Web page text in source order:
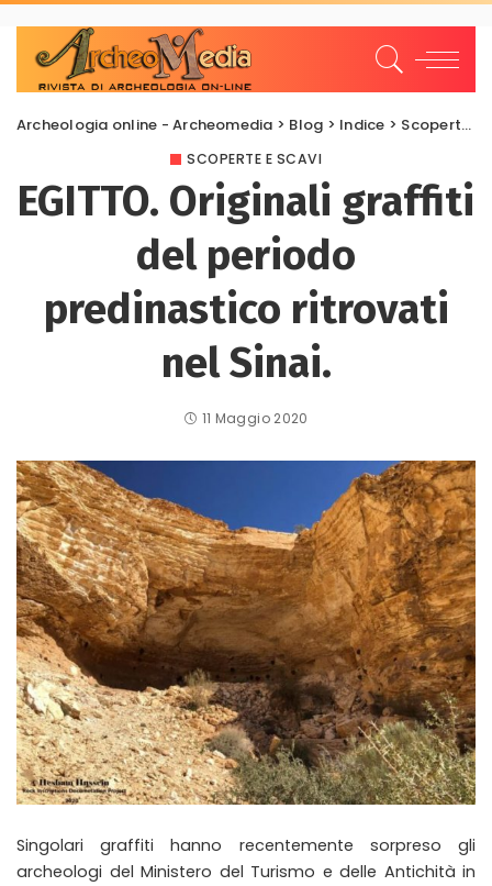
Archeologia online - Archeomedia > Blog > Indice > Scoperte e scavi
SCOPERTE E SCAVI
EGITTO. Originali graffiti
del periodo
predinastico ritrovati
nel Sinai.
11 Maggio 2020
Singolari graffiti hanno recentemente sorpreso gli
archeologi del Ministero del Turismo e delle Antichità in